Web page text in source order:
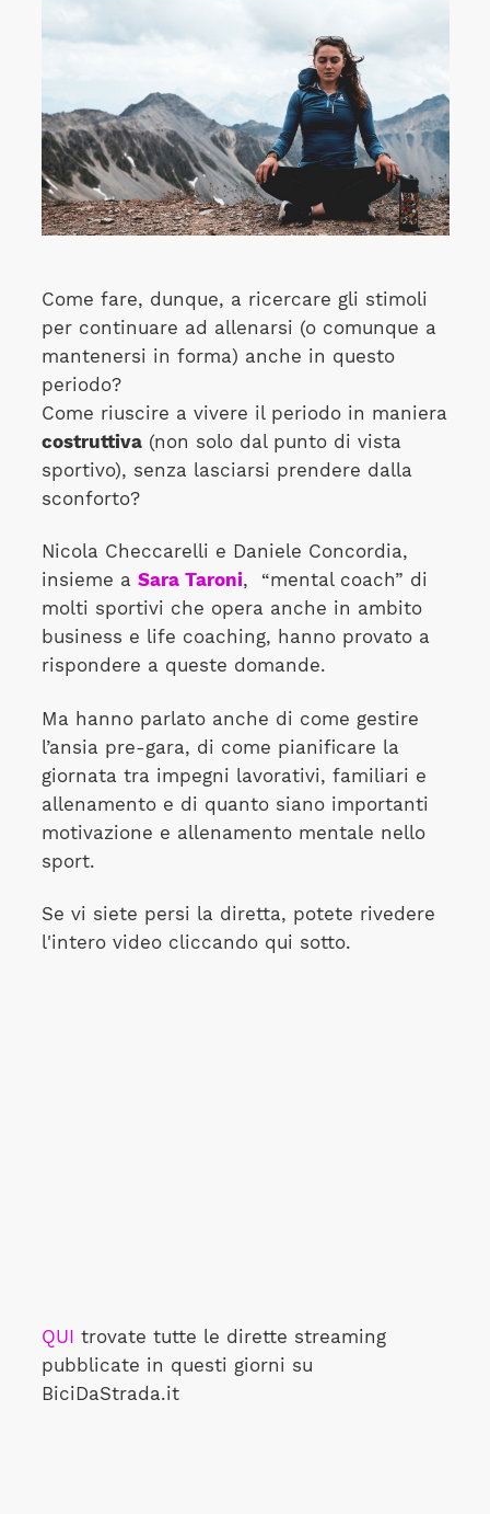
Come fare, dunque, a ricercare gli stimoli
per continuare ad allenarsi (o comunque a
mantenersi in forma) anche in questo
periodo?
Come riuscire a vivere il periodo in maniera
costruttiva(non solo dal punto di vista
sportivo), senza lasciarsi prendere dalla
sconforto?
Nicola Checcarelli e Daniele Concordia,
insieme a Sara Taroni,
“mental coach” di
molti sportivi che opera anche in ambito
business e life coaching, hanno provato a
rispondere a queste domande.
Ma hanno parlato anche di come gestire
l’ansia pre-gara, di come pianificare la
giornata tra impegni lavorativi, familiari e
allenamento e di quanto siano importanti
motivazione e allenamento mentale nello
sport.
Se vi siete persi la diretta, potete rivedere
l'intero video cliccando qui sotto.
QUI trovate tutte le dirette streaming
pubblicate in questi giorni su
BiciDaStrada.it